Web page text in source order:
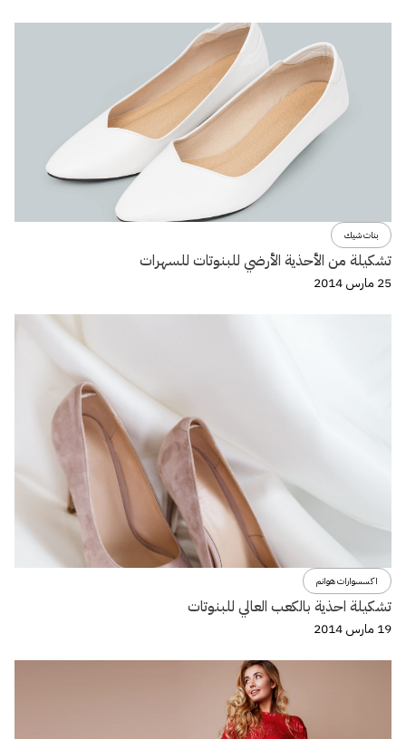
بنات شيك
تشكيلة من الأحذية الأرضي للبنوتات للسهرات
25 مارس 2014
اكسسوارات هوانم
تشكيلة احذية بالكعب العالي للبنوتات
19 مارس 2014